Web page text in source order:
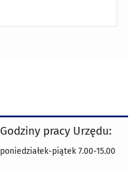
Godziny pracy Urzędu:
poniedziałek-piątek 7.00-15.00